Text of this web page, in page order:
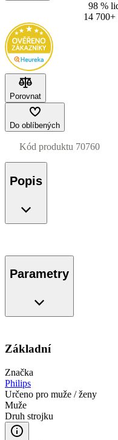
98 %
14 700+
Porovnat
Do oblíbených
Kód produktu 70760
Popis
Parametry
Základní
Značka
Philips
Určeno pro muže / ženy
Muže
Druh strojku